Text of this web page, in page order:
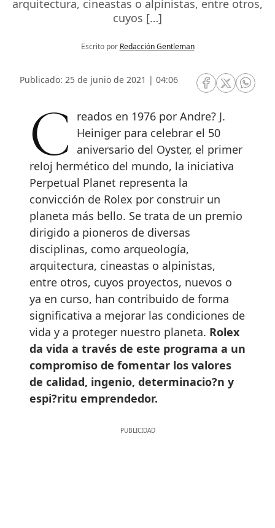
arquitectura, cineastas o alpinistas, entre otros,
cuyos […]
Escrito por Redacción Gentleman
Publicado: 25 de junio de 2021 | 04:06
RRSS Facebook
RRSSRRSS
Creados en 1976 por Andre? J.
Heiniger para celebrar el 50
aniversario del Oyster, el primer
reloj hermético del mundo, la iniciativa
Perpetual Planet representa la
convicción de Rolex por construir un
planeta más bello. Se trata de un premio
dirigido a pioneros de diversas
disciplinas, como arqueología,
arquitectura, cineastas o alpinistas,
entre otros, cuyos proyectos, nuevos o
ya en curso, han contribuido de forma
significativa a mejorar las condiciones de
vida y a proteger nuestro planeta. Rolex
da vida a través de este programa a un
compromiso de fomentar los valores
de calidad, ingenio, determinacio?n y
espi?ritu emprendedor.